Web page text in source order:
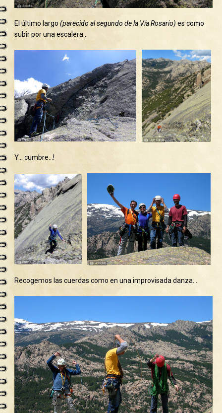
El último largo(parecido al segundo de la Vía Rosario) es como
subir por una escalera…
Y… cumbre…!
Recogemos las cuerdas como en una improvisada danza…